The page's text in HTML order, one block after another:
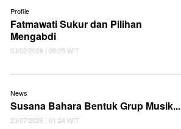
Profile
Fatmawati Sukur dan Pilihan
Mengabdi
03/02/2026 | 00:25 WIT
News
Susana Bahara Bentuk Grup Musik...
23/07/2026 | 01:24 WIT